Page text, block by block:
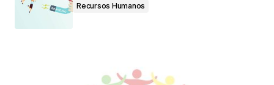
Recursos Humanos